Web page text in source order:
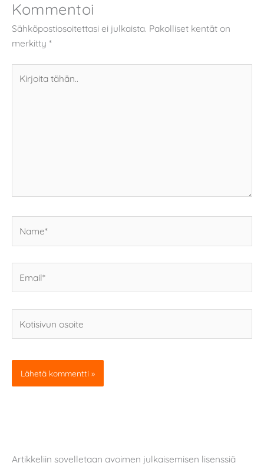
Kommentoi
Sähköpostiosoitettasi ei julkaista. Pakolliset kentät on
merkitty *
tähän..
osoite
Artikkeliin sovelletaan avoimen julkaisemisen lisenssiä